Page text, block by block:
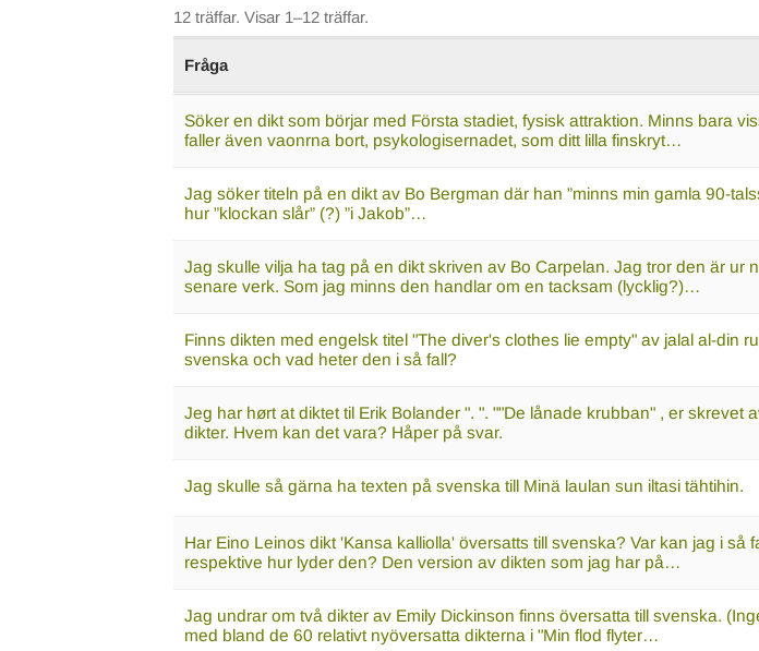
12 träffar. Visar 1–12 träffar.
Fråga
Söker en dikt som börjar med Första stadiet, fysisk attraktion. Minns bara
faller även vaonrna bort, psykologisernadet, som ditt lilla finskryt…
Jag söker titeln på en dikt av Bo Bergman där han ”minns min gamla 90-
hur ”klockan slår” (?) ”i Jakob”…
Jag skulle vilja ha tag på en dikt skriven av Bo Carpelan. Jag tror den är ur
senare verk. Som jag minns den handlar om en tacksam (lycklig?)…
Finns dikten med engelsk titel "The diver's clothes lie empty" av jalal al-din
svenska och vad heter den i så fall?
Jeg har hørt at diktet til Erik Bolander ". ". ""De lånade krubban" , er skrevet
dikter. Hvem kan det vara? Håper på svar.
Jag skulle så gärna ha texten på svenska till Minä laulan sun iltasi tähtihin.
Har Eino Leinos dikt 'Kansa kalliolla' översatts till svenska? Var kan jag i så
respektive hur lyder den? Den version av dikten som jag har på…
Jag undrar om två dikter av Emily Dickinson finns översatta till svenska.
med bland de 60 relativt nyöversatta dikterna i "Min flod flyter…